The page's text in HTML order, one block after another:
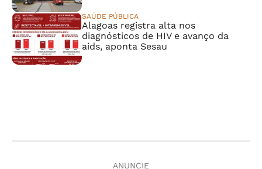
SAÚDE PÚBLICA
Alagoas registra alta nos
diagnósticos de HIV e avanço da
aids, aponta Sesau
ANUNCIE